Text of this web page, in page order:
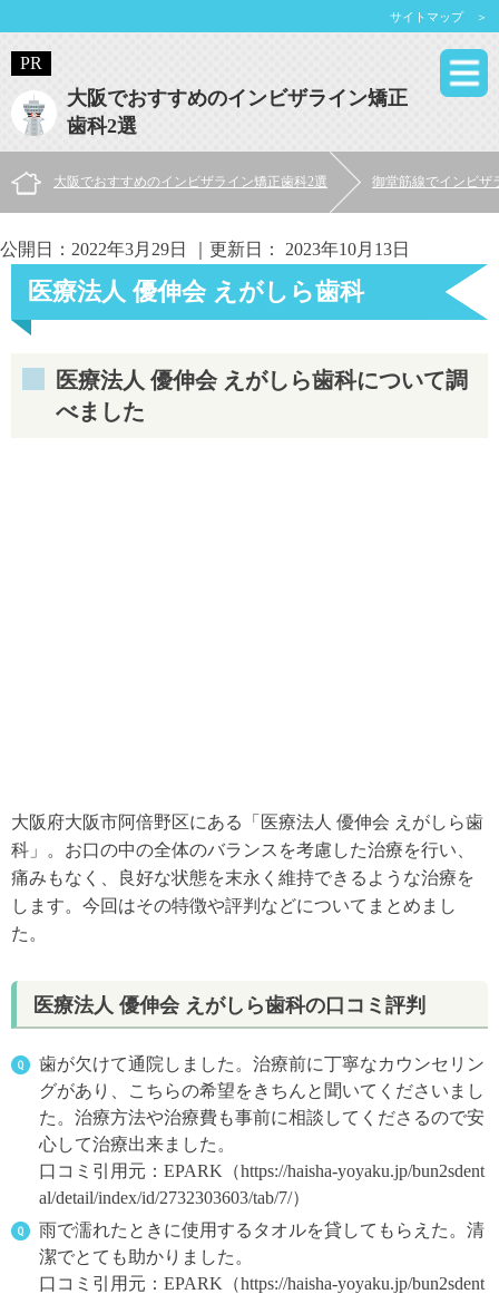
大阪でおすすめのインビザライン矯正
歯科2選
サイトマップ ＞
大阪でおすすめのインビザライン矯正歯科2選 御堂筋線でインビザ
公開日： 2022年3月29日 ｜更新日： 2023年10月13日
医療法人 優伸会 えがしら歯科
医療法人 優伸会 えがしら歯科について調
べました
大阪府大阪市阿倍野区にある「医療法人 優伸会 えがしら歯
科」。お口の中の全体のバランスを考慮した治療を行い、
痛みもなく、良好な状態を末永く維持できるような治療を
します。今回はその特徴や評判などについてまとめまし
た。
医療法人 優伸会 えがしら歯科の口コミ評判
歯が欠けて通院しました。治療前に丁寧なカウンセリン
グがあり、こちらの希望をきちんと聞いてくださいまし
た。治療方法や治療費も事前に相談してくださるので安
心して治療出来ました。
口コミ引用元：EPARK（https://haisha-yoyaku.jp/bun2sdent
al/detail/index/id/2732303603/tab/7/）
雨で濡れたときに使用するタオルを貸してもらえた。清
潔でとても助かりました。
口コミ引用元：EPARK（https://haisha-yoyaku.jp/bun2sdent